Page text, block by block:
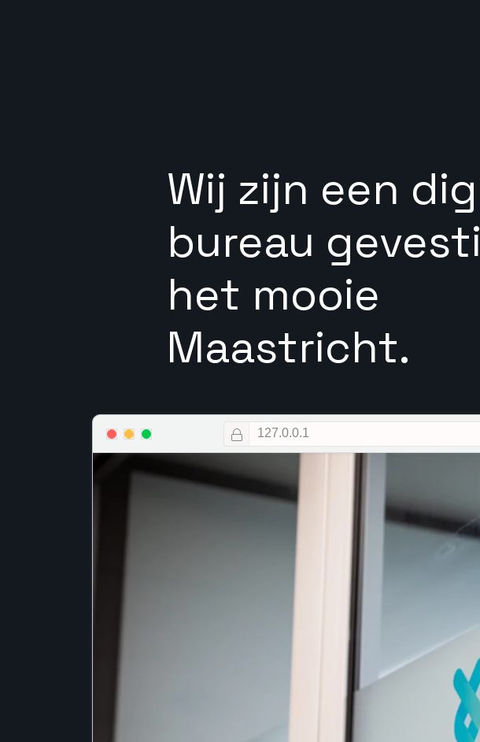
Wij zijn een
bureau
het mooie
Maastricht.
127.0.0.1